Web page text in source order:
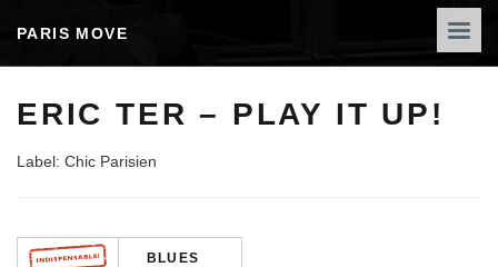
PARIS MOVE
ERIC TER – PLAY IT UP!
Label: Chic Parisien
BLUES